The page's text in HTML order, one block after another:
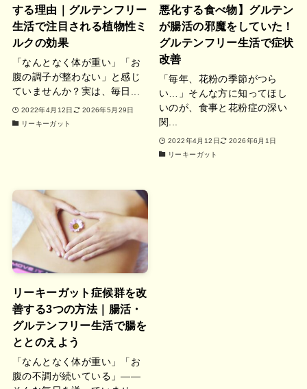
する理由｜グルテンフリー
生活で注目される植物性ミ
ルクの効果
「なんとなく体が重い」「お
腹の調子が整わない」と感じ
ていませんか？実は、毎日...
2022年4月12日
2026年5月29日
リーキーガット
悪化する食べ物】グルテン
が腸活の邪魔をしていた！
グルテンフリー生活で症状
改善
「毎年、花粉の季節がつら
い…」そんな方に知ってほし
いのが、食事と花粉症の深い
関...
2022年4月12日
2026年6月1日
リーキーガット
リーキーガット症候群を改
善する3つの方法｜腸活・
グルテンフリー生活で腸を
ととのえよう
「なんとなく体が重い」「お
腹の不調が続いている」——